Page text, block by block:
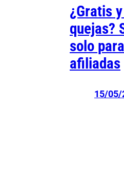
¿Gratis
quejas?
solo
afiliadas
15/05/